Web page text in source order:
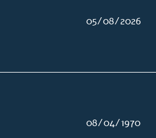
05/08/2026
08/04/1970